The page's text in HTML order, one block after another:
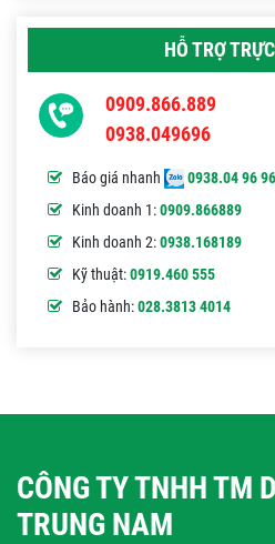
HỖ TRỢ
0909.866.889
0938.049696
Báo giá nhanh
0938.04 96 96
Kinh doanh 1:0909.866889
Kinh doanh 2:0938.168189
Kỹ thuật:0919.460 555
Bảo hành:028.3813 4014
CÔNG TY TNHH TM
TRUNG NAM